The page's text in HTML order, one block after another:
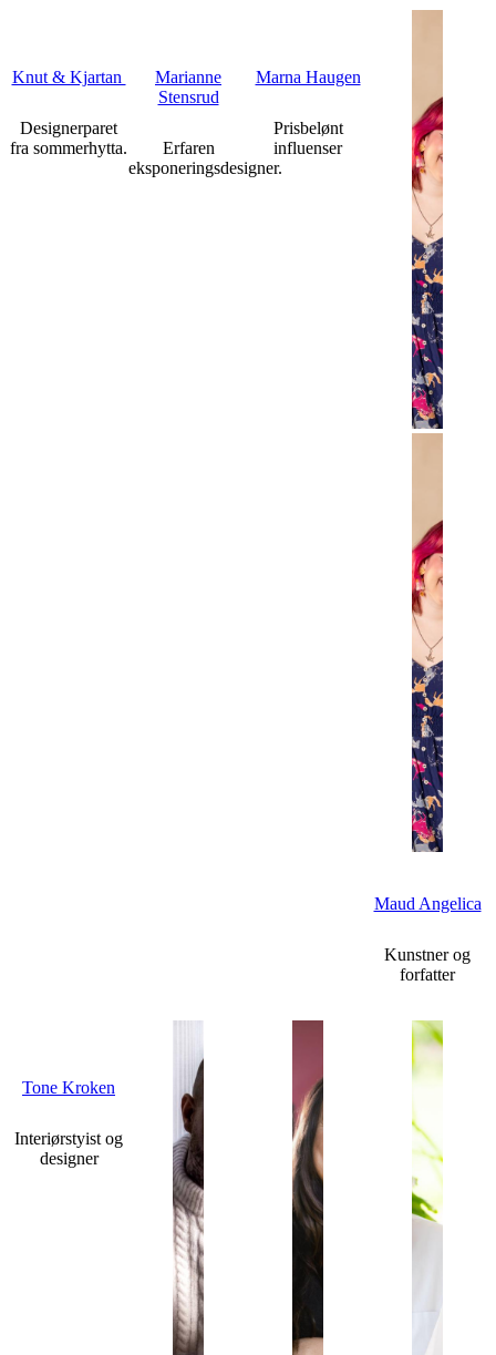
Knut & Kjartan
Designerparet
fra sommerhytta.
Marianne
Stensrud
Erfaren
eksponeringsdesigner.
Marna Haugen
Prisbelønt
influenser
Maud Angelica
Kunstner og
forfatter
Tone Kroken
Interiørstyist og
designer